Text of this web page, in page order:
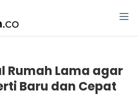
Rumah Lama agar
Baru dan Cepat